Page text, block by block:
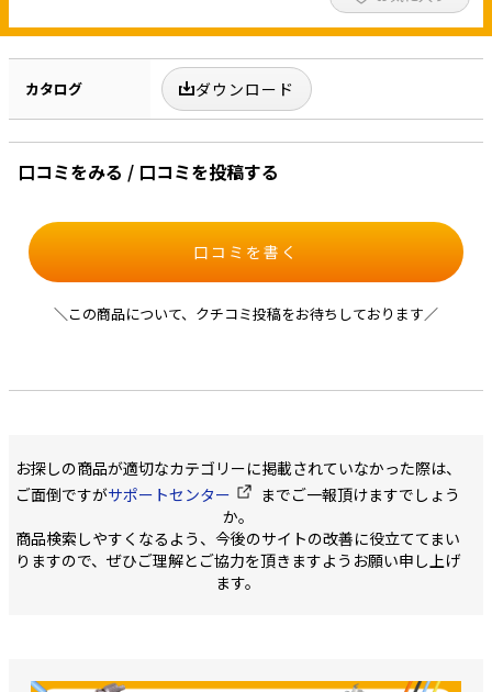
カタログ ダウンロード
口コミをみる / 口コミを投稿する
口コミを書く
＼この商品について、クチコミ投稿をお待ちしております／
お探しの商品が適切なカテゴリーに掲載されていなかった際は、
ご面倒ですがサポートセンター
までご一報頂けますでしょう
か。
商品検索しやすくなるよう、今後のサイトの改善に役立ててまい
りますので、ぜひご理解とご協力を頂きますようお願い申し上げ
ます。